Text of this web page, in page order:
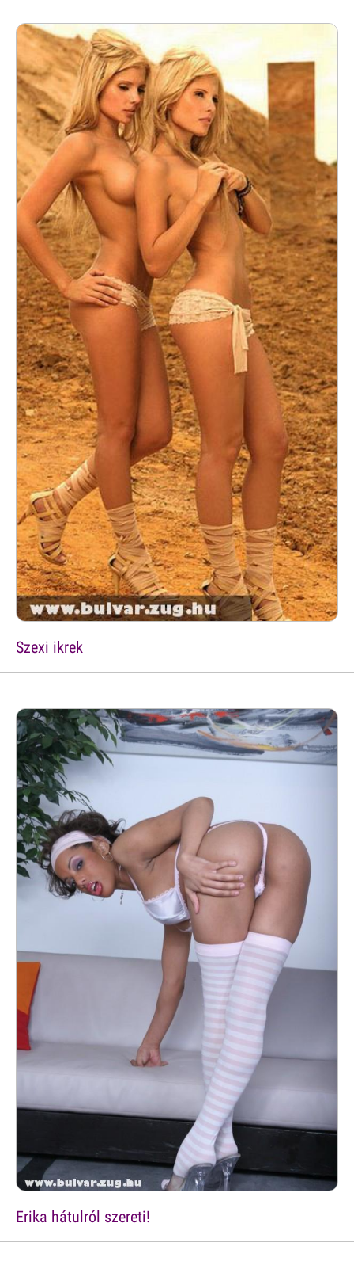
Szexi ikrek
Erika hátulról szereti!